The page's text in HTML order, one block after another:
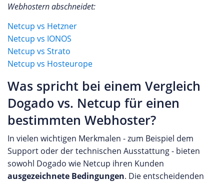
Webhostern abschneidet:
Netcup vs Hetzner
Netcup vs IONOS
Netcup vs Strato
Netcup vs Hosteurope
Was spricht bei einem Vergleich
Dogado vs. Netcup für einen
bestimmten Webhoster?
In vielen wichtigen Merkmalen - zum Beispiel dem
Support oder der technischen Ausstattung - bieten
sowohl Dogado wie Netcup ihren Kunden
ausgezeichnete Bedingungen. Die entscheidenden